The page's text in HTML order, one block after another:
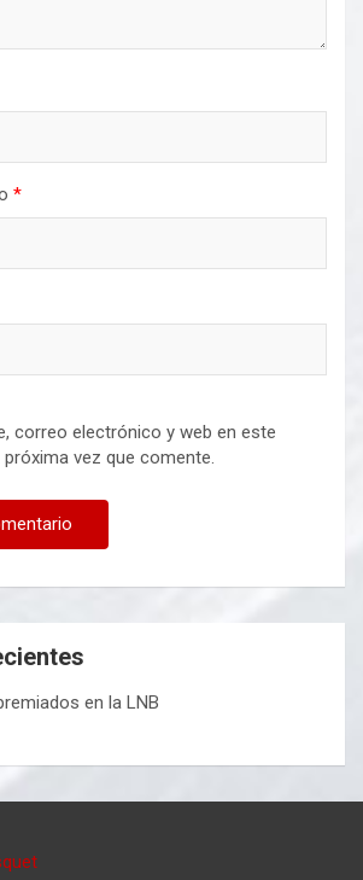
*
correo electrónico y web en este
vez que comente.
en la LNB